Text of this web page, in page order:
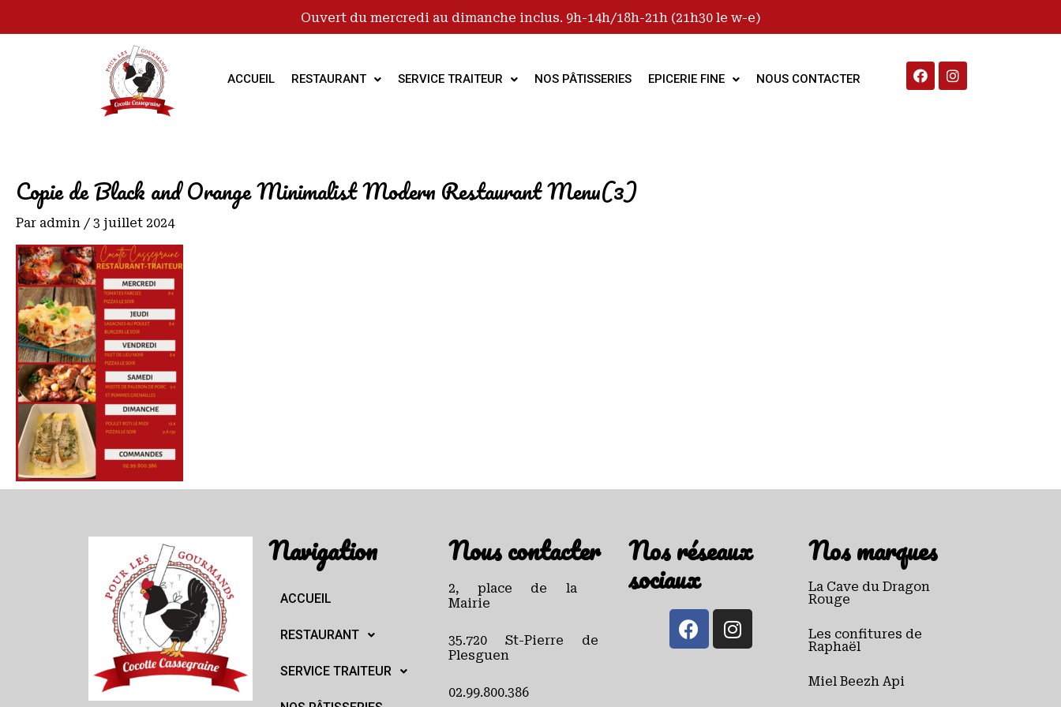
Ouvert du mercredi au dimanche inclus. 9h-14h/18h-21h (21h30 le w-e)
ACCUEIL RESTAURANT SERVICE TRAITEUR NOS PÂTISSERIES EPICERIE FINE NOUS CONTACTER
Copie de Black and Orange Minimalist Modern Restaurant Menu(3)
Par admin /3 juillet 2024
Navigation
ACCUEIL
RESTAURANT
SERVICE TRAITEUR
Nous contacter
2, place de la
Mairie
35.720 St-Pierre de
Plesguen
02.99.800.386
Nos réseaux
sociaux
Nos marques
La Cave du Dragon
Rouge
Les confitures de
Raphaël
Miel Beezh Api